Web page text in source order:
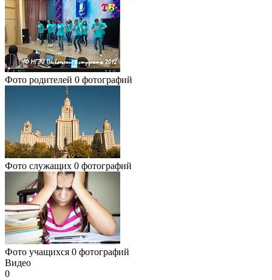
Фото родителей 0 фотографий
Фото служащих 0 фотографий
Фото учащихся 0 фотографий
Видео
0